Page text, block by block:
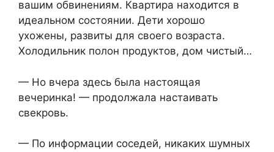
вашим обвинениям. Квартира находится в
идеальном состоянии. Дети хорошо
ухожены, развиты для своего возраста.
Холодильник полон продуктов, дом чистый…
— Но вчера здесь была настоящая
вечеринка! — продолжала настаивать
свекровь.
— По информации соседей, никаких шумных